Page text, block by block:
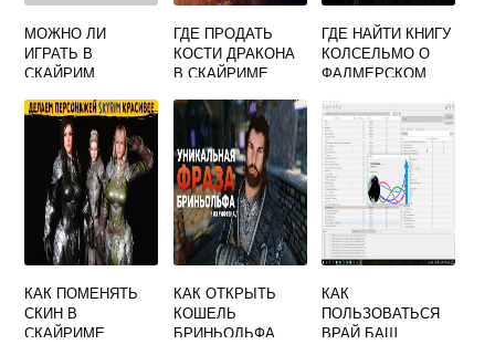
МОЖНО ЛИ
ИГРАТЬ В
СКАЙРИМ
БЕСПЛАТНО
ГДЕ ПРОДАТЬ
КОСТИ ДРАКОНА
В СКАЙРИМЕ
ГДЕ НАЙТИ КНИГУ
КОЛСЕЛЬМО О
ФАЛМЕРСКОМ
КАК ПОМЕНЯТЬ
СКИН В
СКАЙРИМЕ
КАК ОТКРЫТЬ
КОШЕЛЬ
БРИНЬОЛЬФА
КАК
ПОЛЬЗОВАТЬСЯ
ВРАЙ БАШ